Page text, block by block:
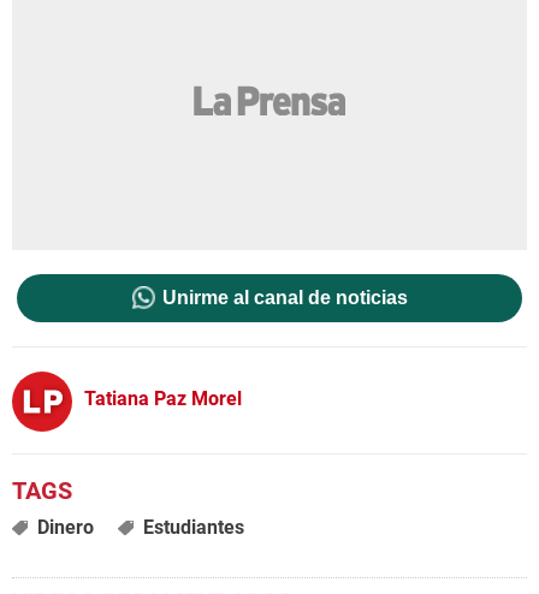
Unirme al canal de noticias
Tatiana Paz Morel
Dinero Estudiantes